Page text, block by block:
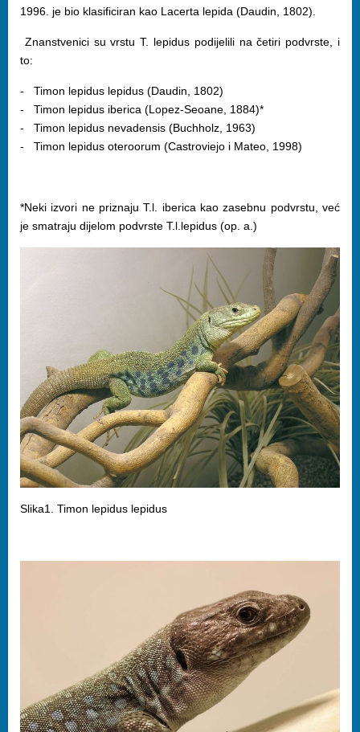
1996. je bio klasificiran kao Lacerta lepida (Daudin, 1802).
Znanstvenici su vrstu T. lepidus podijelili na četiri podvrste, i
to:
- Timon lepidus lepidus (Daudin, 1802)
- Timon lepidus iberica (Lopez-Seoane, 1884)*
- Timon lepidus nevadensis (Buchholz, 1963)
- Timon lepidus oteroorum (Castroviejo i Mateo, 1998)
*Neki izvori ne priznaju T.l. iberica kao zasebnu podvrstu, već
je smatraju dijelom podvrste T.l.lepidus (op. a.)
Slika1. Timon lepidus lepidus